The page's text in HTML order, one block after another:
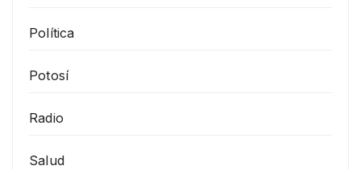
Política
Potosí
Radio
Salud